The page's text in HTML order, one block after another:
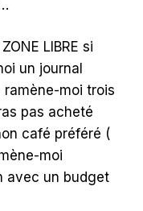
LIBRE si
un journal
moi trois
pas acheté
café préféré (
moi
avec un budget